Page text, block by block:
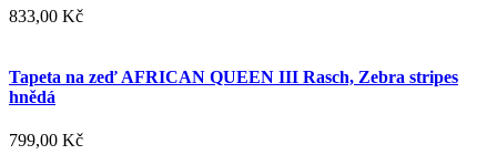
833,00 Kč
Tapeta na zeď AFRICAN QUEEN III Rasch, Zebra stripes
hnědá
799,00 Kč